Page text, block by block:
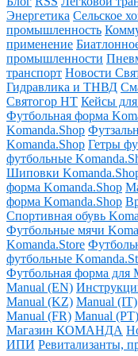
Энергетика Сельское
промышленность
применение
промышленности
транспорт Новости
Гидравлика и ТНВД
Святогор НТ Кейсы
Футбольная форма
Komanda.Shop
Komanda.Shop Гетры
футбольные
Шиповки
форма Komanda.Shop
форма Komanda.Shop
Спортивная обувь
Футбольные мячи
Komanda.Store
футбольные
Футбольная форма для
Manual (EN)
Manual (KZ) Manual (IT)
Manual (FR) Manual (PT)
Магазин КОМАНДА
ИПИ Ревитализанты,